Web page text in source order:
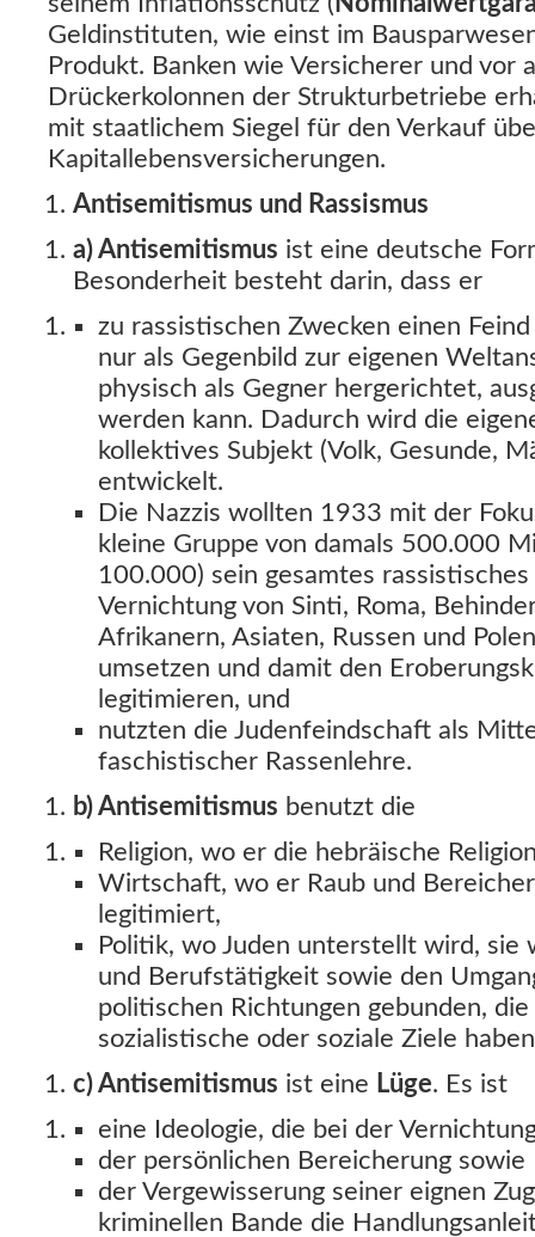
Geldinstituten, wie einst im
Produkt. Banken wie Versicherer und vor
Drückerkolonnen der Strukturbetriebe
mit staatlichem Siegel für den Verkauf
Kapitallebensversicherungen.
Antisemitismus und Rassismus
a) Antisemitismus ist eine deutsche
Besonderheit besteht darin, dass er
zu rassistischen Zwecken einen
nur als Gegenbild zur eigenen
physisch als Gegner hergerichtet,
werden kann. Dadurch wird die
kollektives Subjekt (Volk, Gesunde,
entwickelt.
Die Nazzis wollten 1933 mit der
kleine Gruppe von damals 500.000
100.000) sein gesamtes
Vernichtung von Sinti, Roma,
Afrikanern, Asiaten, Russen und
umsetzen und damit den
legitimieren, und
nutzten die Judenfeindschaft als
faschistischer Rassenlehre.
b) Antisemitismus benutzt die
Religion, wo er die hebräische
Wirtschaft, wo er Raub und
legitimiert,
Politik, wo Juden unterstellt wird, sie
und Berufstätigkeit sowie den
politischen Richtungen gebunden,
sozialistische oder soziale Ziele
c) Antisemitismus ist eine Lüge. Es ist
eine Ideologie, die bei der
der persönlichen Bereicherung sowie
der Vergewisserung seiner eignen
kriminellen Bande die